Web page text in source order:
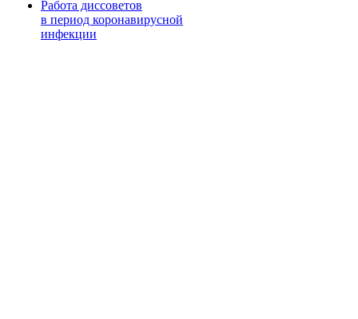
Работа диссоветов
в период коронавирусной
инфекции